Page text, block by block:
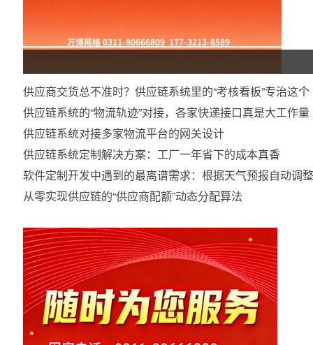
供应商交货总不准时？供应链系统里的“考核看板”专治这个
供应链系统的“物流轨迹”对接，各家快递接口真是大工作量
供应链系统对接多家物流平台的网关设计
供应链系统定制解决方案：工厂一年省下的成本真香
软件定制开发中遇到的最离谱需求：根据天气预报自动调
从零实现供应链的“供应商配额”动态分配算法